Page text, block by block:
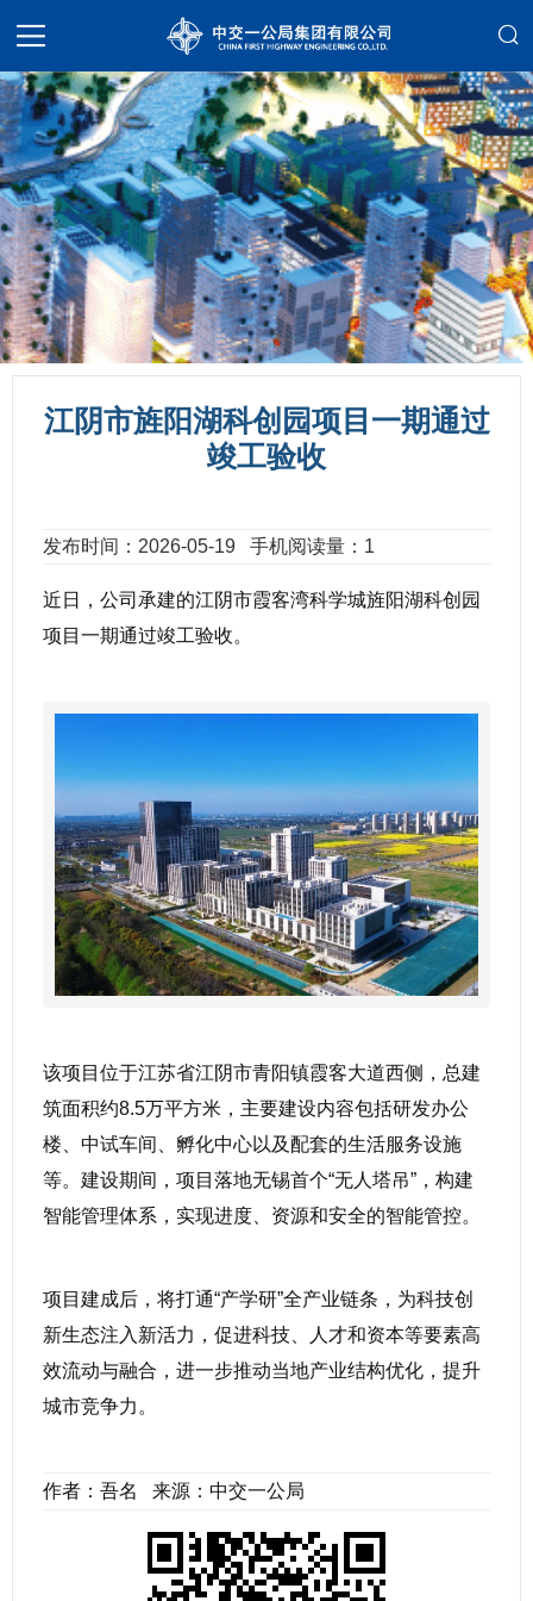
江阴市旌阳湖科创园项目一期通过
竣工验收
发布时间：2026-05-19 手机阅读量：1
近日，公司承建的江阴市霞客湾科学城旌阳湖科创园
项目一期通过竣工验收。
该项目位于江苏省江阴市青阳镇霞客大道西侧，总建
筑面积约8.5万平方米，主要建设内容包括研发办公
楼、中试车间、孵化中心以及配套的生活服务设施
等。建设期间，项目落地无锡首个“无人塔吊”，构建
智能管理体系，实现进度、资源和安全的智能管控。
项目建成后，将打通“产学研”全产业链条，为科技创
新生态注入新活力，促进科技、人才和资本等要素高
效流动与融合，进一步推动当地产业结构优化，提升
城市竞争力。
作者：吾名 来源：中交一公局